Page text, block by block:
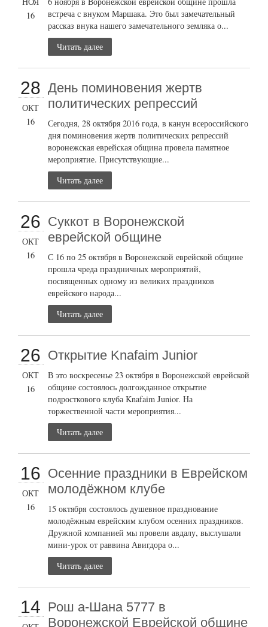
16
встреча с внуком Маршака. Это был замечательный
рассказ внука нашего замечательного земляка о...
Читать далее
28
ОКТ
16
День поминовения жертв
политических репрессий
Сегодня, 28 октября 2016 года, в канун всероссийского
дня поминовения жертв политических репрессий
воронежская еврейская община провела памятное
мероприятие. Присутствующие...
Читать далее
26
ОКТ
16
Суккот в Воронежской
еврейской общине
С 16 по 25 октября в Воронежской еврейской общине
прошла чреда праздничных мероприятий,
посвященных одному из великих праздников
еврейского народа...
Читать далее
26
ОКТ
16
Открытие Knafaim Junior
В это воскресенье 23 октября в Воронежской еврейской
общине состоялось долгожданное открытие
подросткового клуба Knafaim Junior. На
торжественной части мероприятия...
Читать далее
16
ОКТ
16
Осенние праздники в Еврейском
молодёжном клубе
15 октября состоялось душевное празднование
молодёжным еврейским клубом осенних праздников.
Дружной компанией мы провели авдалу, выслушали
мини-урок от раввина Авигдора о...
Читать далее
14 Рош а-Шана 5777 в
Воронежской Еврейской общине